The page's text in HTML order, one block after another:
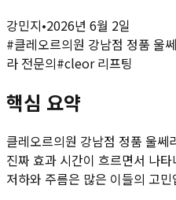
강민지•2026년 6월 2일
#클레오르의원 강남점 정품 울
라 전문의#cleor 리프팅
핵심 요약
클레오르의원 강남점 정품 울쎄
진짜 효과 시간이 흐르면서 나
저하와 주름은 많은 이들의 고